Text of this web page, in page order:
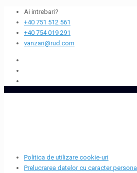
Ai intrebari?
+40 751 512 561
+40 754 019 291
vanzari@rud.com
Politica de utilizare cookie-uri
Prelucrarea datelor cu caracter personal